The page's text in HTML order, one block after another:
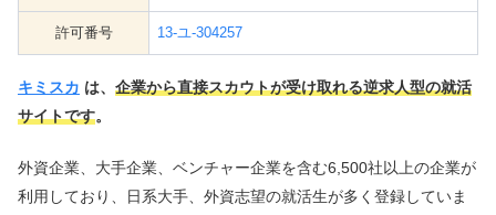
許可番号 13-ユ-304257
キミスカ は、 企業から直接スカウトが受け取れる逆求人型の就活
サイトです。
外資企業、大手企業、ベンチャー企業を含む6,500社以上の企業が
利用しており、日系大手、外資志望の就活生が多く登録していま